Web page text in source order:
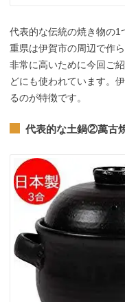
代表的な伝統の焼き物の1
重県は伊賀市の周辺で作
非常に高いために今回ご
どにも使われています。
るのが特徴です。
代表的な土鍋②萬古